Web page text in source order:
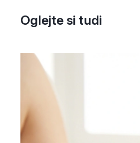
Oglejte si tudi